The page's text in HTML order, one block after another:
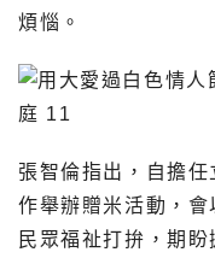
煩惱。
張智倫指出，自擔
作舉辦贈米活動，
民眾福祉打拚，期